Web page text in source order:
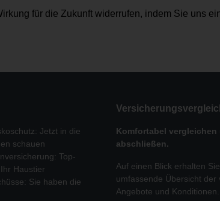
für die Zukunft widerrufen, indem Sie uns
Jetzt in die
schauen
Top-
Haustier
Sie haben die
Komfortabel vergleichen
abschließen.
Auf einen Blick erhalten
umfassende Übersicht der
Angebote und Konditionen.